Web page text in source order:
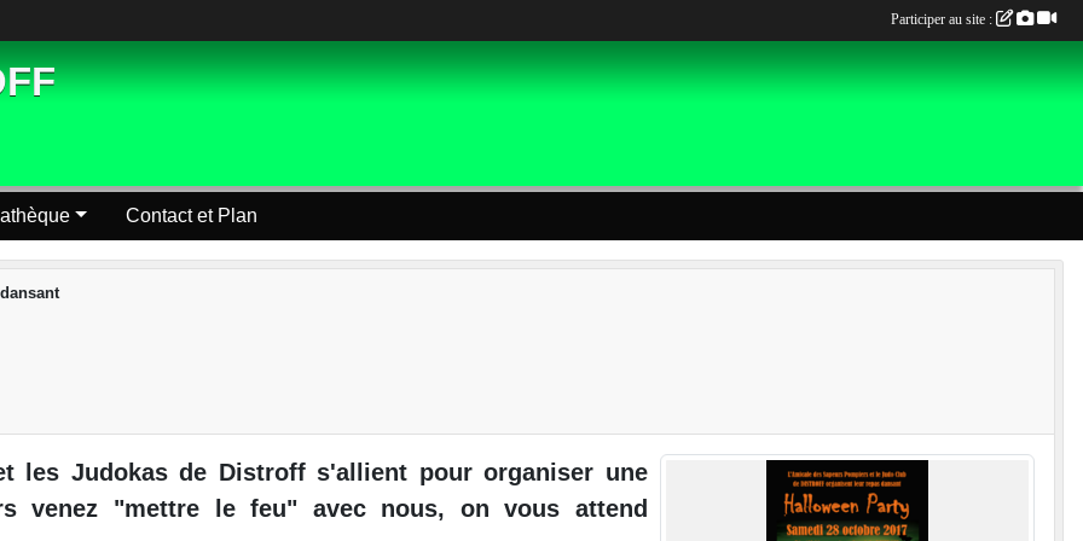
Contact et Plan
les Judokas de Distroff s'allient pour organiser une
venez "mettre le feu" avec nous, on vous attend
Participer au site :